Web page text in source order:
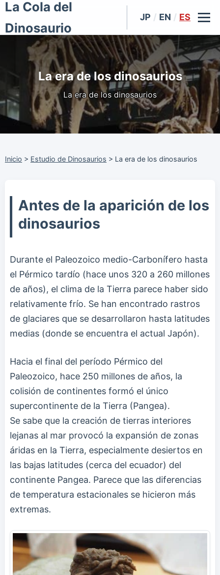
La Cola del
Dinosaurio
JP / EN / ES
La era de los dinosaurios
La era de los dinosaurios
Inicio > Estudio de Dinosaurios > La era de los dinosaurios
Antes de la aparición de los
dinosaurios
Durante el Paleozoico medio-Carbonífero hasta
el Pérmico tardío (hace unos 320 a 260 millones
de años), el clima de la Tierra parece haber sido
relativamente frío. Se han encontrado rastros
de glaciares que se desarrollaron hasta latitudes
medias (donde se encuentra el actual Japón).
Hacia el final del período Pérmico del
Paleozoico, hace 250 millones de años, la
colisión de continentes formó el único
supercontinente de la Tierra (Pangea).
Se sabe que la creación de tierras interiores
lejanas al mar provocó la expansión de zonas
áridas en la Tierra, especialmente desiertos en
las bajas latitudes (cerca del ecuador) del
continente Pangea. Parece que las diferencias
de temperatura estacionales se hicieron más
extremas.